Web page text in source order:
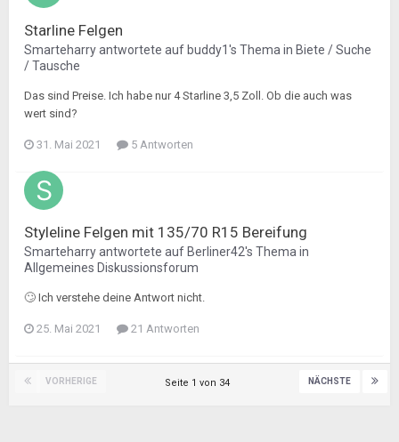
Starline Felgen
Smarteharryantwortete auf buddy1's Thema in Biete / Suche
/ Tausche
Das sind Preise. Ich habe nur 4 Starline 3,5 Zoll. Ob die auch was
wert sind?
31. Mai 2021 5 Antworten
Styleline Felgen mit 135/70 R15 Bereifung
Smarteharryantwortete auf Berliner42's Thema in
Allgemeines Diskussionsforum
🙄 Ich verstehe deine Antwort nicht.
25. Mai 2021 21 Antworten
VORHERIGE NÄCHSTE
Seite 1 von 34